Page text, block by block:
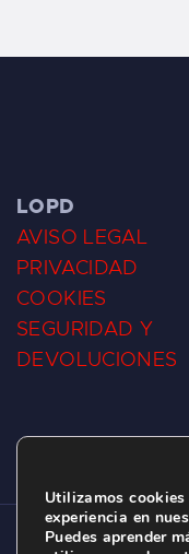
LOPD
AVISO LEGAL
PRIVACIDAD
COOKIES
SEGURIDAD Y
DEVOLUCIONES
Utilizamos
experiencia en
Puedes aprender